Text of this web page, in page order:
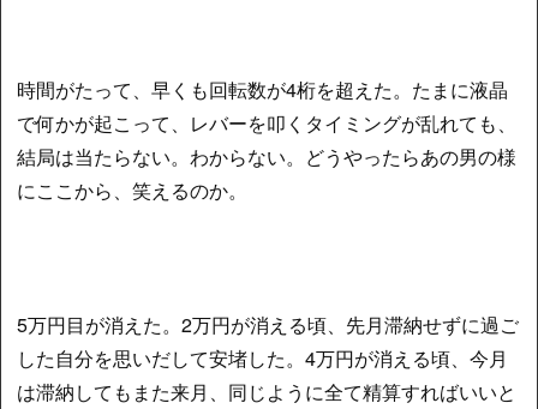
時間がたって、早くも回転数が4桁を超えた。たまに液晶
で何かが起こって、レバーを叩くタイミングが乱れても、
結局は当たらない。わからない。どうやったらあの男の様
にここから、笑えるのか。
5万円目が消えた。2万円が消える頃、先月滞納せずに過ご
した自分を思いだして安堵した。4万円が消える頃、今月
は滞納してもまた来月、同じように全て精算すればいいと